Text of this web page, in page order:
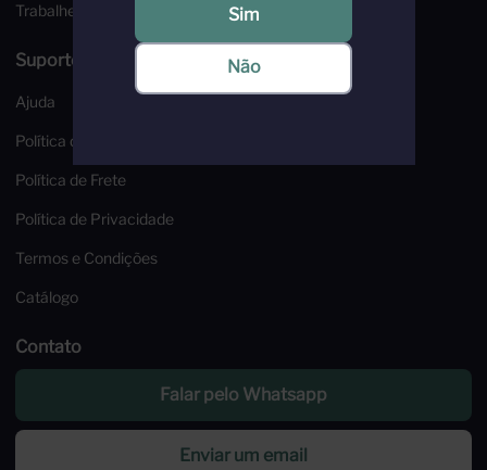
Trabalhe Conosco
Suporte e Segurança
Ajuda
Política de Troca e Devoluções
Política de Frete
Política de Privacidade
Termos e Condições
Catálogo
Contato
Falar pelo Whatsapp
Enviar um email
Sim
Não